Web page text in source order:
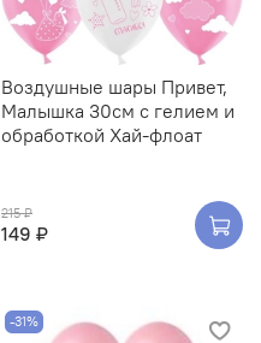
Воздушные шары Привет,
Малышка 30см с гелием и
обработкой Хай-флоат
215 ₽
149 ₽
-31%